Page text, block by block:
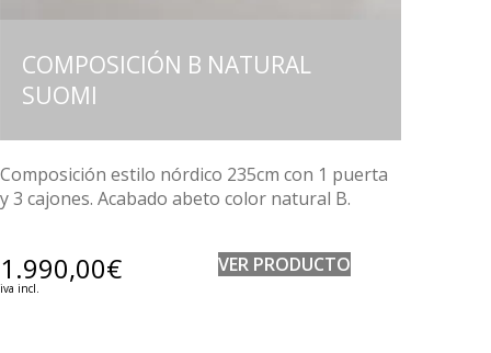
COMPOSICIÓN B NATURAL
SUOMI
Composición estilo nórdico 235cm con 1 puerta
y 3 cajones. Acabado abeto color natural B.
1.990,00€
iva incl.
VER PRODUCTO